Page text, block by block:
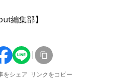
編集部】
をシェア リンクをコピー